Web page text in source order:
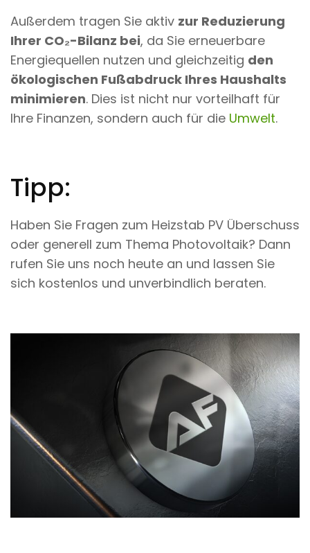
Außerdem tragen Sie aktiv zur Reduzierung
Ihrer CO₂-Bilanz bei, da Sie erneuerbare
Energiequellen nutzen und gleichzeitig den
ökologischen Fußabdruck Ihres Haushalts
minimieren. Dies ist nicht nur vorteilhaft für
Ihre Finanzen, sondern auch für die Umwelt.
Tipp:
Haben Sie Fragen zum Heizstab PV Überschuss
oder generell zum Thema Photovoltaik? Dann
rufen Sie uns noch heute an und lassen Sie
sich kostenlos und unverbindlich beraten.